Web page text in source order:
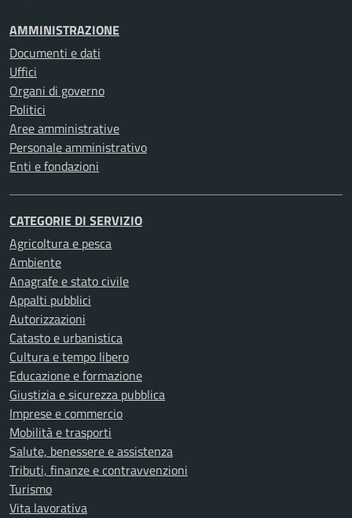
AMMINISTRAZIONE
Documenti e dati
Uffici
Organi di governo
Politici
Aree amministrative
Personale amministrativo
Enti e fondazioni
CATEGORIE DI SERVIZIO
Agricoltura e pesca
Ambiente
Anagrafe e stato civile
Appalti pubblici
Autorizzazioni
Catasto e urbanistica
Cultura e tempo libero
Educazione e formazione
Giustizia e sicurezza pubblica
Imprese e commercio
Mobilità e trasporti
Salute, benessere e assistenza
Tributi, finanze e contravvenzioni
Turismo
Vita lavorativa